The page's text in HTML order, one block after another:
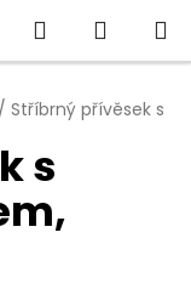
Hledat
KOŠÍK
/ Stříbrný přívěsek s
s